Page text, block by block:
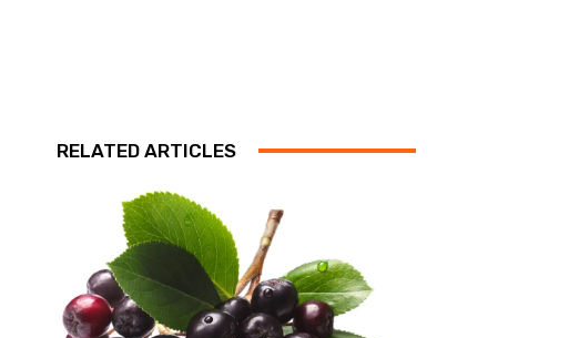
RELATED ARTICLES